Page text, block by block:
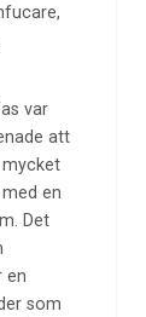
var
att
en
Det
en
som